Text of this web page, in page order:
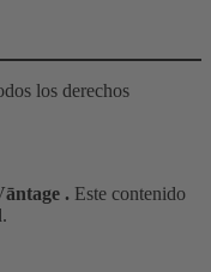
los derechos
. Este contenido